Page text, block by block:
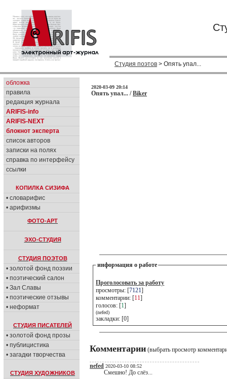
Студия поэтов > Опять упал...
обложка
правила
редакция журнала
ARIFIS-info
ARIFIS-NEXT
блокнот эксперта
список авторов
записки на полях
справка по интерфейсу
ссылки
КОПИЛКА СИЗИФА
• словарифис
• арифизмы
ФОТО-АРТ
ЭХО-СТУДИЯ
СТУДИЯ ПОЭТОВ
• золотой фонд поэзии
• поэтический салон
• Зал Славы
• поэтические отзывы
• неформат
СТУДИЯ ПИСАТЕЛЕЙ
• золотой фонд прозы
• публицистика
• загадки творчества
СТУДИЯ ХУДОЖНИКОВ
2020-03-09 20:14
Опять упал... /Biker
информация о работе
Проголосовать за работу
просмотры: [7121]
комментарии: [11]
голосов: [1]
(nefed)
закладки: [0]
Комментарии (выбрать просмотр
nefed 2020-03-10 08:52
Смешно! До слёз...